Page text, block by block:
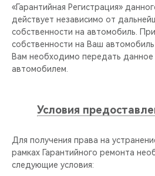
CHERY И СПОРТ
НАШИ МЕРОПРИЯТИЯ
CHERY ДЛЯ ДЕТЕЙ
«Гарантийная Регистрация»
действует независимо от
собственности на автомобиль.
собственности на Ваш
Вам необходимо передать данное
автомобилем.
Условия
Для получения права на
рамках Гарантийного ремонта
следующие условия: